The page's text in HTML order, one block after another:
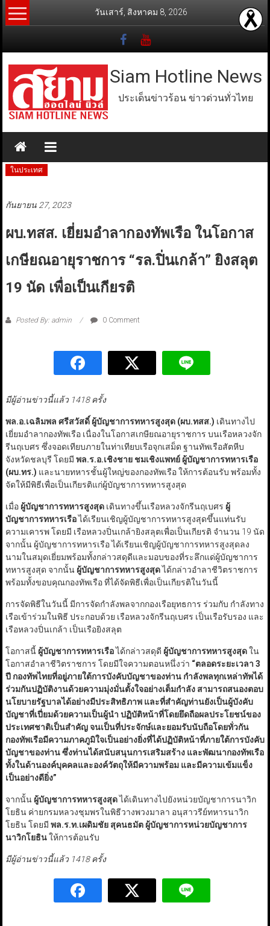
Skip
to
วันเสาร์, สิงหาคม 8, 2026
Siam Hotline News
ประเด็นข่าวร้อน ข่าวด่วนทั่วไทย
ในประเทศ
กันยายน 27, 2023
ผบ.ทสส. เยี่ยมอำลากองทัพเรือ ในโอกาส
เกษียณอายุราชการ “รล.ปิ่นเกล้า” ยิงสลุต
19 นัด เพื่อเป็นเกียรติ
Posted By: admin 0 Comment
มีผู้อ่านข่าวนี้แล้ว 1418 ครั้ง
พล.อ.เฉลิมพล ศรีสวัสดิ์ ผู้บัญชาการทหารสูงสุด (ผบ.ทสส.) เดินทางไป
เยี่ยมอำลากองทัพเรือ เนื่องในโอกาสเกษียณอายุราชการ บนเรือหลวงจัก
รีนฤเบศร ซึ่งจอดเทียบภายในท่าเทียบเรือจุกเสม็ด ฐานทัพเรือสัตหีบ
จังหวัดชลบุรี โดยมี พล.ร.อ.เชิงชาย ชมเชิงแพทย์ ผู้บัญชาการทหารเรือ
(ผบ.ทร.) และนายทหารชั้นผู้ใหญ่ของกองทัพเรือ ให้การต้อนรับ พร้อมทั้ง
จัดให้มีพิธีเพื่อเป็นเกียรติแก่ผู้บัญชาการทหารสูงสุด
เมื่อ ผู้บัญชาการทหารสูงสุดเดินทางขึ้นเรือหลวงจักรีนฤเบศร ผู้
บัญชาการทหารเรือได้เรียนเชิญผู้บัญชาการทหารสูงสุดขึ้นแท่นรับ
ความเคารพ โดยมี เรือหลวงปิ่นเกล้ายิงสลุตเพื่อเป็นเกียรติ จำนวน 19 นัด
จากนั้น ผู้บัญชาการทหารเรือ ได้เรียนเชิญผู้บัญชาการทหารสูงสุดลง
นามในสมุดเยี่ยมพร้อมทั้งกล่าวสดุดีและมอบของที่ระลึกแด่ผู้บัญชาการ
ทหารสูงสุด จากนั้น ผู้บัญชาการทหารสูงสุดได้กล่าวอำลาชีวิตราชการ
พร้อมทั้งขอบคุณกองทัพเรือ ที่ได้จัดพิธีเพื่อเป็นเกียรติในวันนี้
การจัดพิธีในวันนี้ มีการจัดกำลังพลจากกองเรือยุทธการ ร่วมกับ กำลังทาง
เรือเข้าร่วมในพิธี ประกอบด้วย เรือหลวงจักรีนฤเบศร เป็นเรือรับรอง และ
เรือหลวงปิ่นเกล้า เป็นเรือยิงสลุต
โอกาสนี้ ผู้บัญชาการทหารเรือได้กล่าวสดุดี ผู้บัญชาการทหารสูงสุดใน
โอกาสอำลาชีวิตราชการ โดยมีใจความตอนหนึ่งว่า “ตลอดระยะเวลา 3
ปี กองทัพไทยที่อยู่ภายใต้การบังคับบัญชาของท่าน กำลังพลทุกเหล่าทัพได้
ร่วมกันปฏิบัติงานด้วยความมุ่งมั่นตั้งใจอย่างเต็มกำลัง สามารถสนองตอบ
นโยบายรัฐบาลได้อย่างมีประสิทธิภาพ และที่สำคัญท่านยังเป็นผู้บังคับ
บัญชาที่เปี่ยมด้วยความเป็นผู้นำ ปฏิบัติหน้าที่โดยยึดถือผลประโยชน์ของ
ประเทศชาติเป็นสำคัญ จนเป็นที่ประจักษ์และยอมรับนับถือโดยทั่วกัน
กองทัพเรือมีความภาคภูมิใจเป็นอย่างยิ่งที่ได้ปฏิบัติหน้าที่ภายใต้การบังคับ
บัญชาของท่าน ซึ่งท่านได้สนับสนุนการเสริมสร้าง และพัฒนากองทัพเรือ
ทั้งในด้านองค์บุคคลและองค์วัตถุให้มีความพร้อม และมีความเข้มแข็ง
เป็นอย่างดียิ่ง”
จากนั้น ผู้บัญชาการทหารสูงสุดได้เดินทางไปยังหน่วยบัญชาการนาวิก
โยธิน ค่ายกรมหลวงชุมพรในพิธีวางพวงมาลา อนุสาวรีย์ทหารนาวิก
โยธิน โดยมี พล.ร.ท.เผดิมชัย สุคนธมัต ผู้บัญชาการหน่วยบัญชาการ
นาวิกโยธินให้การต้อนรับ
มีผู้อ่านข่าวนี้แล้ว 1418 ครั้ง